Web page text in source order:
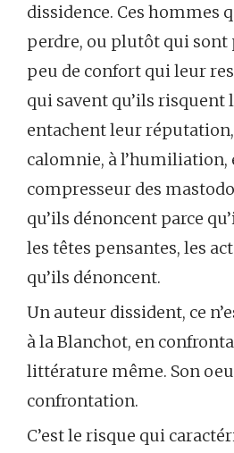
dissidence. Ces hommes
perdre, ou plutôt qui sont
peu de confort qui leur
qui savent qu’ils risquent
entachent leur réputation,
calomnie, à l’humiliation,
compresseur des
qu’ils dénoncent parce
les têtes pensantes, les
qu’ils dénoncent.
Un auteur dissident, ce
à la Blanchot, en
littérature même. Son
confrontation.
C’est le risque qui